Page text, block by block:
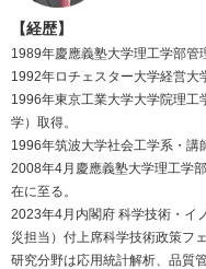
【経歴】
1989年慶應義塾大学理工学部管
1992年ロチェスター大学経営大
1996年東京工業大学大学院理工
学）取得。
1996年筑波大学社会工学系・講
2008年4月慶應義塾大学理工学
在に至る。
2023年4月内閣府 科学技術・イ
災担当）付上席科学技術政策フ
研究分野は応用統計解析、品質